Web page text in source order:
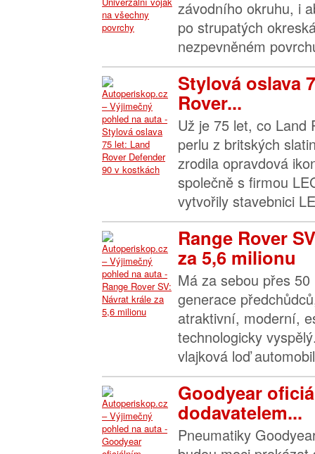
závodního okruhu, i
po strupatých
nezpevněném
Stylová oslava
Rover...
Už je 75 let, co Land
perlu z britských
zrodila opravdová
společně s firmou
vytvořily stavebnici
Range Rover
za 5,6 milionu
Má za sebou přes
generace
atraktivní, moderní,
technologicky
vlajková loď
Goodyear
dodavatelem...
Pneumatiky